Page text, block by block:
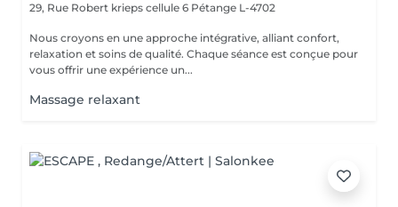
29, Rue Robert krieps cellule 6 Pétange L-4702
Nous croyons en une approche intégrative, alliant confort,
relaxation et soins de qualité. Chaque séance est conçue pour
vous offrir une expérience un...
Massage relaxant